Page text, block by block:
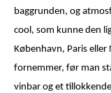
baggrunden, og
cool, som kunne den
København, Paris eller
fornemmer, før man
vinbar og et